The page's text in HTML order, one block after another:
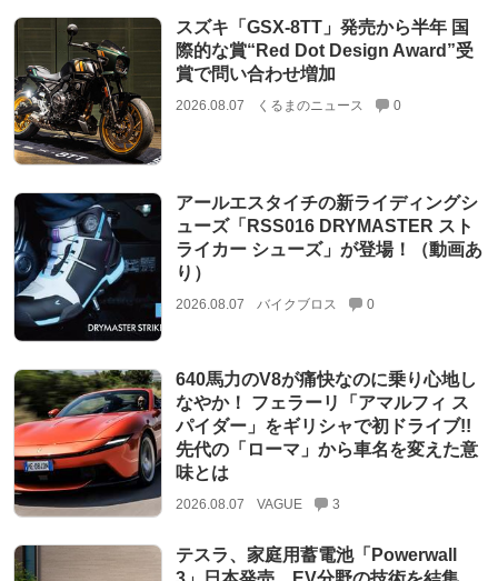
スズキ「GSX-8TT」発売から半年 国
際的な賞“Red Dot Design Award”受
賞で問い合わせ増加
2026.08.07 くるまのニュース 0
アールエスタイチの新ライディングシ
ューズ「RSS016 DRYMASTER スト
ライカー シューズ」が登場！（動画あ
り）
2026.08.07 バイクブロス 0
640馬力のV8が痛快なのに乗り心地し
なやか！ フェラーリ「アマルフィ ス
パイダー」をギリシャで初ドライブ!!
先代の「ローマ」から車名を変えた意
味とは
2026.08.07 VAGUE 3
テスラ、家庭用蓄電池「Powerwall